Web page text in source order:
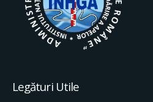
Legături Utile